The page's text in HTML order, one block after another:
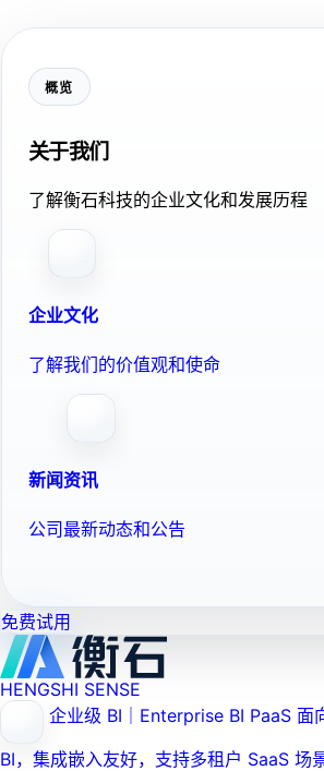
概览
关于我们
了解衡石科技的企业文化和发展历程
企业文化
了解我们的价值观和使命
新闻资讯
公司最新动态和公告
免费试用
HENGSHI SENSE
企业级 BI｜Enterprise BI PaaS 面
BI，集成嵌入友好，支持多租户 SaaS 场